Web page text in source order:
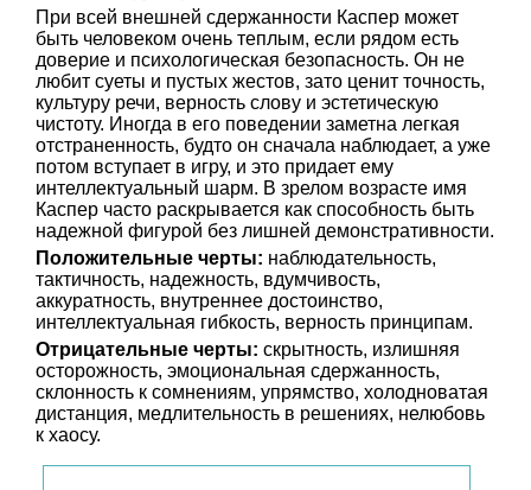
При всей внешней сдержанности Каспер может
быть человеком очень теплым, если рядом есть
доверие и психологическая безопасность. Он не
любит суеты и пустых жестов, зато ценит точность,
культуру речи, верность слову и эстетическую
чистоту. Иногда в его поведении заметна легкая
отстраненность, будто он сначала наблюдает, а уже
потом вступает в игру, и это придает ему
интеллектуальный шарм. В зрелом возрасте имя
Каспер часто раскрывается как способность быть
надежной фигурой без лишней демонстративности.
Положительные черты: наблюдательность,
тактичность, надежность, вдумчивость,
аккуратность, внутреннее достоинство,
интеллектуальная гибкость, верность принципам.
Отрицательные черты: скрытность, излишняя
осторожность, эмоциональная сдержанность,
склонность к сомнениям, упрямство, холодноватая
дистанция, медлительность в решениях, нелюбовь
к хаосу.